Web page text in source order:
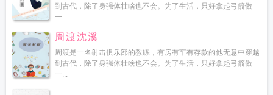
到古代，除了身强体壮啥也不会。为了生活，只好拿起弓箭做
一...
周渡沈溪
周渡是一名射击俱乐部的教练，有房有车有存款的他无意中穿越
到古代，除了身强体壮啥也不会。为了生活，只好拿起弓箭做
一...